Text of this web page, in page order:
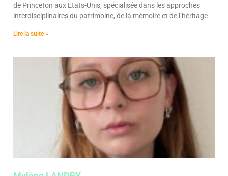
de Princeton aux Etats-Unis, spécialisée dans les approches
interdisciplinaires du patrimoine, de la mémoire et de l’héritage
Lire la suite »